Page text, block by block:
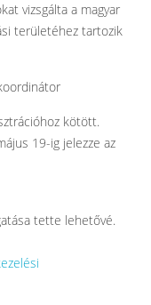
vizsgálta a magyar
területéhez tartozik
kötött.
19-ig jelezze az
tette lehetővé.